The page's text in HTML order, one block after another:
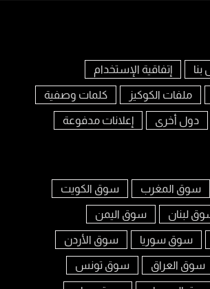
بنا إتفاقية الإستخدام
ملفات الكوكيز كلمات وصفية
دول أخرى إعلانات مدفوعة
سوق المغرب سوق الكويت
لبنان سوق اليمن
سوق سوريا سوق الأردن
سوق العراق سوق تونس